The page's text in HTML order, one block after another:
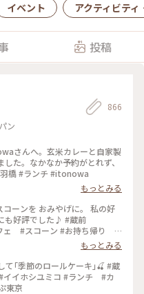
イベント アクティビティ
投稿
ン
866
さんへ。玄米カレーと自家製
た。なかなか予約がとれず、
橋 #ランチ #itonowa
もっとみる
ーンを おみやげに。 私の好
も好評でした♪ #蔵前
#スコーン #お持ち帰り #
もっとみる
ホシユミコ #ランチ #カ
東京